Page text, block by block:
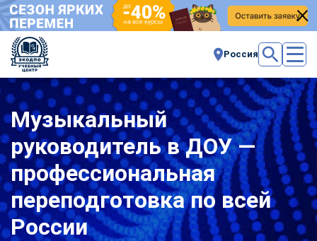
Россия
Музыкальный
руководитель в ДОУ —
профессиональная
переподготовка по всей
России